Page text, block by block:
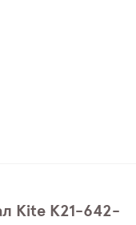
Kite K21-642-